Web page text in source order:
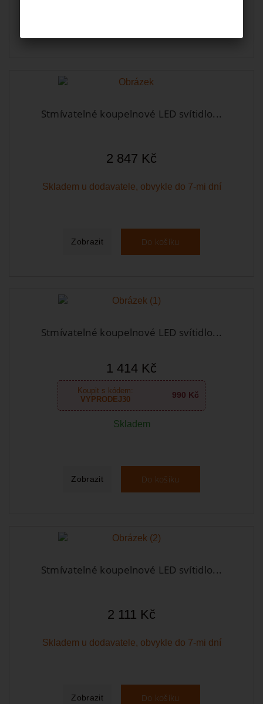
Stmívatelné koupelnové LED svítidlo...
2 847 Kč
Skladem u dodavatele, obvykle do 7-mi dní
Zobrazit Do košíku
Stmívatelné koupelnové LED svítidlo...
1 414 Kč
Koupit s kódem:
VYPRODEJ30
990 Kč
Skladem
Zobrazit Do košíku
Stmívatelné koupelnové LED svítidlo...
2 111 Kč
Skladem u dodavatele, obvykle do 7-mi dní
Zobrazit Do košíku